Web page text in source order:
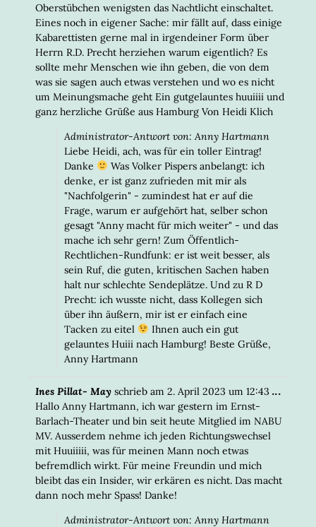
Oberstübchen wenigsten das Nachtlicht einschaltet.
Eines noch in eigener Sache: mir fällt auf, dass einige
Kabarettisten gerne mal in irgendeiner Form über
Herrn R.D. Precht herziehen warum eigentlich? Es
sollte mehr Menschen wie ihn geben, die von dem
was sie sagen auch etwas verstehen und wo es nicht
um Meinungsmache geht Ein gutgelauntes huuiiii und
ganz herzliche Grüße aus Hamburg Von Heidi Klich
Administrator-Antwort von: Anny Hartmann
Liebe Heidi, ach, was für ein toller Eintrag!
Danke
Was Volker Pispers anbelangt: ich
denke, er ist ganz zufrieden mit mir als
"Nachfolgerin" - zumindest hat er auf die
Frage, warum er aufgehört hat, selber schon
gesagt "Anny macht für mich weiter" - und das
mache ich sehr gern! Zum Öffentlich-
Rechtlichen-Rundfunk: er ist weit besser, als
sein Ruf, die guten, kritischen Sachen haben
halt nur schlechte Sendeplätze. Und zu R D
Precht: ich wusste nicht, dass Kollegen sich
über ihn äußern, mir ist er einfach eine
Tacken zu eitel
Ihnen auch ein gut
gelauntes Huiii nach Hamburg! Beste Grüße,
Anny Hartmann
Ines Pillat- May schrieb am 2. April 2023 um 12:43
Hallo Anny Hartmann, ich war gestern im Ernst-
Barlach-Theater und bin seit heute Mitglied im NABU
MV. Ausserdem nehme ich jeden Richtungswechsel
mit Huuiiiii, was für meinen Mann noch etwas
befremdlich wirkt. Für meine Freundin und mich
bleibt das ein Insider, wir erkären es nicht. Das macht
dann noch mehr Spass! Danke!
Administrator-Antwort von: Anny Hartmann
...DIESE
EIN-/